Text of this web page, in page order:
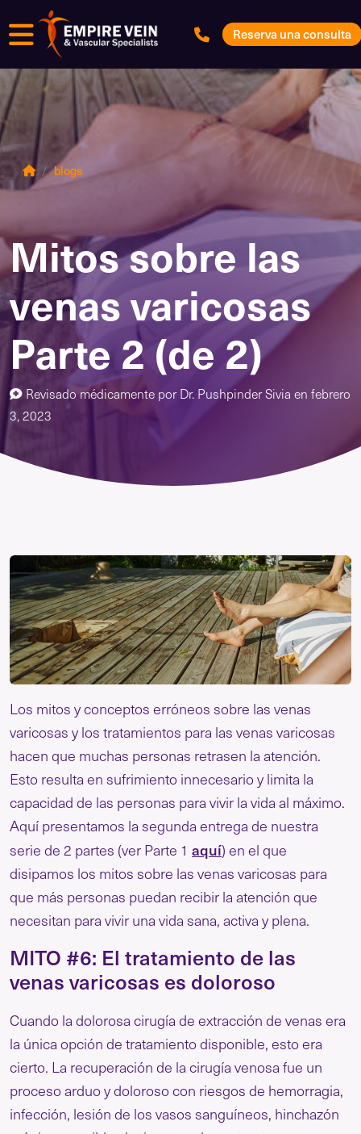
Menú Reserva una consulta
blogs
Mitos sobre las
venas varicosas
Parte 2 (de 2)
Revisado médicamente porDr. Pushpinder Sivia en febrero
3, 2023
Los mitos y conceptos erróneos sobre las venas
varicosas y los tratamientos para las venas varicosas
hacen que muchas personas retrasen la atención.
Esto resulta en sufrimiento innecesario y limita la
capacidad de las personas para vivir la vida al máximo.
Aquí presentamos la segunda entrega de nuestra
serie de 2 partes (ver Parte 1 aquí) en el que
disipamos los mitos sobre las venas varicosas para
que más personas puedan recibir la atención que
necesitan para vivir una vida sana, activa y plena.
MITO #6: El tratamiento de las
venas varicosas es doloroso
Cuando la dolorosa cirugía de extracción de venas era
la única opción de tratamiento disponible, esto era
cierto. La recuperación de la cirugía venosa fue un
proceso arduo y doloroso con riesgos de hemorragia,
infección, lesión de los vasos sanguíneos, hinchazón